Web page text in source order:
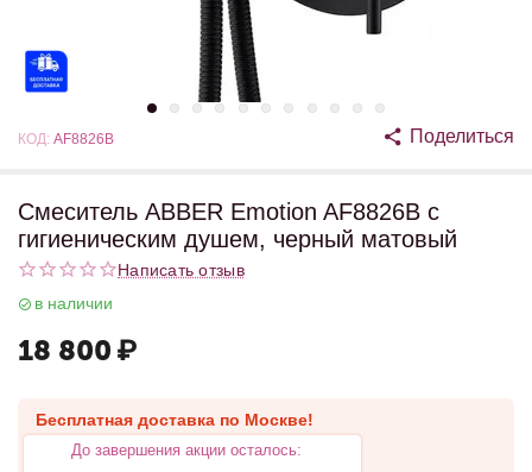
КОД: AF8826B Поделиться
Смеситель ABBER Emotion AF8826B с
гигиеническим душем, черный матовый
Написать отзыв
в наличии
18 800 ₽
Бесплатная доставка по Москве!
До завершения акции осталось: